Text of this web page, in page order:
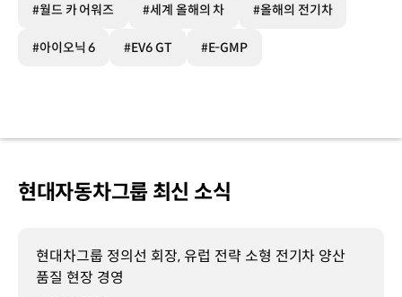
#월드 카 어워즈 #세계 올해의 차 #올해의 전기차
#아이오닉 6 #EV6 GT #E-GMP
현대자동차그룹 최신 소식
현대차그룹 정의선 회장, 유럽 전략 소형 전기차 양산
품질 현장 경영